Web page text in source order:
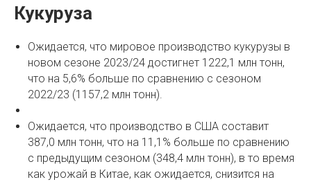
Кукуруза
Ожидается, что мировое производство кукурузы в
новом сезоне 2023/24 достигнет 1222,1 млн тонн,
что на 5,6% больше по сравнению с сезоном
2022/23 (1157,2 млн тонн).
Ожидается, что производство в США составит
387,0 млн тонн, что на 11,1% больше по сравнению
с предыдущим сезоном (348,4 млн тонн), в то время
как урожай в Китае, как ожидается, снизится на